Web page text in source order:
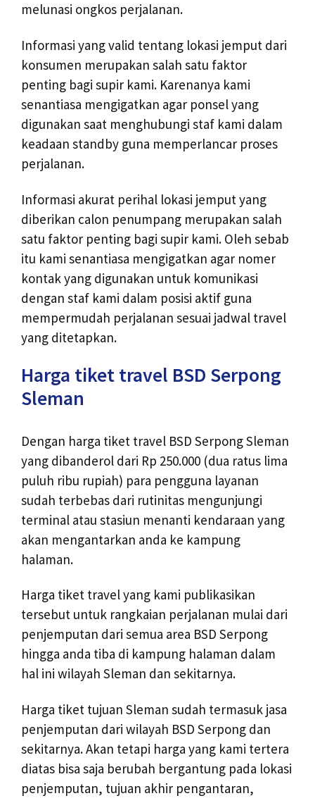
melunasi ongkos perjalanan.
Informasi yang valid tentang lokasi jemput dari
konsumen merupakan salah satu faktor
penting bagi supir kami. Karenanya kami
senantiasa mengigatkan agar ponsel yang
digunakan saat menghubungi staf kami dalam
keadaan standby guna memperlancar proses
perjalanan.
Informasi akurat perihal lokasi jemput yang
diberikan calon penumpang merupakan salah
satu faktor penting bagi supir kami. Oleh sebab
itu kami senantiasa mengigatkan agar nomer
kontak yang digunakan untuk komunikasi
dengan staf kami dalam posisi aktif guna
mempermudah perjalanan sesuai jadwal travel
yang ditetapkan.
Harga tiket travel BSD Serpong
Sleman
Dengan harga tiket travel BSD Serpong Sleman
yang dibanderol dari Rp 250.000 (dua ratus lima
puluh ribu rupiah) para pengguna layanan
sudah terbebas dari rutinitas mengunjungi
terminal atau stasiun menanti kendaraan yang
akan mengantarkan anda ke kampung
halaman.
Harga tiket travel yang kami publikasikan
tersebut untuk rangkaian perjalanan mulai dari
penjemputan dari semua area BSD Serpong
hingga anda tiba di kampung halaman dalam
hal ini wilayah Sleman dan sekitarnya.
Harga tiket tujuan Sleman sudah termasuk jasa
penjemputan dari wilayah BSD Serpong dan
sekitarnya. Akan tetapi harga yang kami tertera
diatas bisa saja berubah bergantung pada lokasi
penjemputan, tujuan akhir pengantaran,